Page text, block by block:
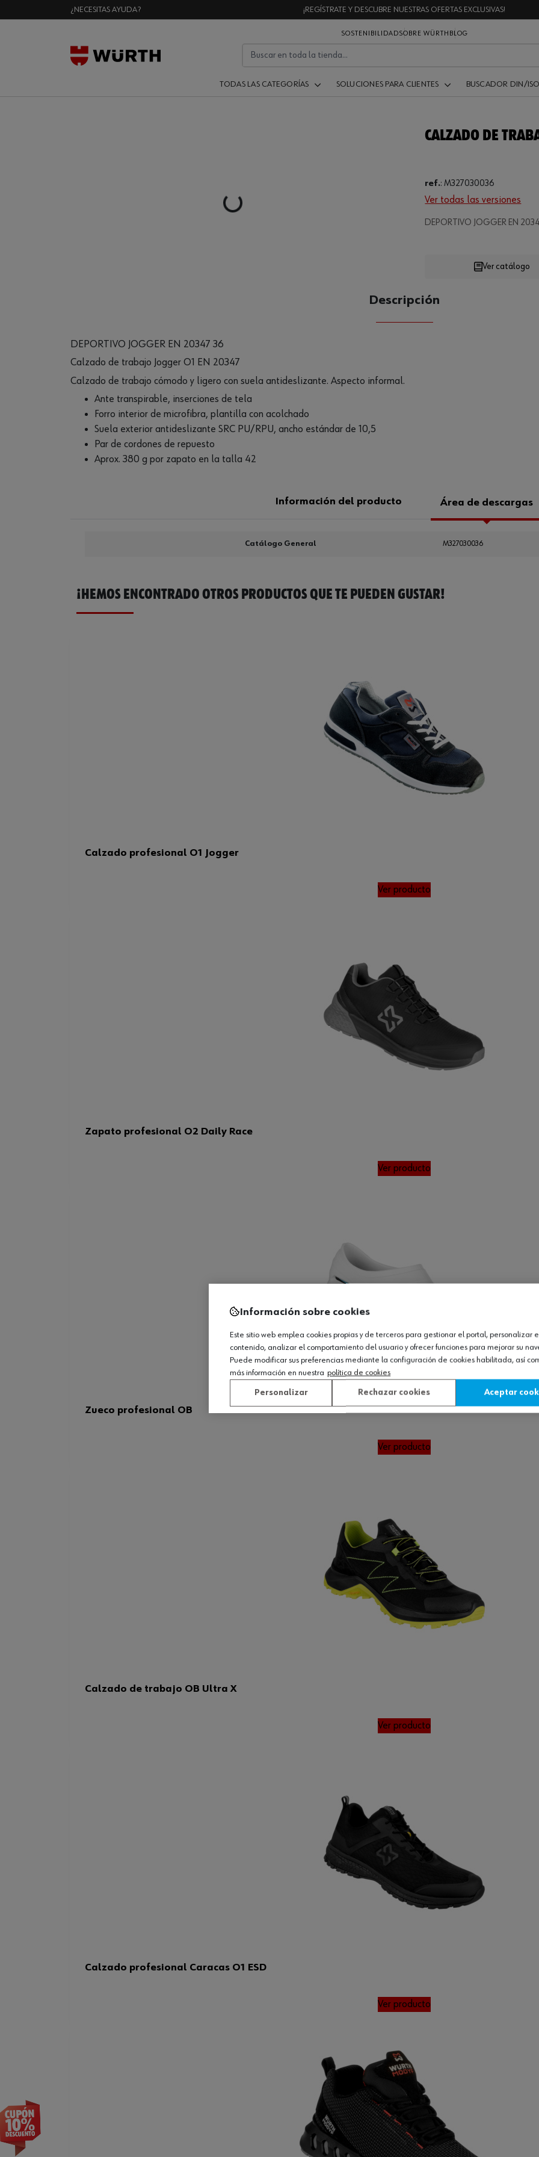
¿NECESITAS AYUDA? ¡REGÍSTRATE Y DESCUBRE NUESTRAS OFERTAS EXCLUSIVAS!
SOSTENIBILIDADSOBRE WÜRTH BLOG
TODAS LAS CATEGORÍAS SOLUCIONES PARA CLIENTES BUSCADOR DIN/ISO
Loading...
CALZADO DE
ref.:M327030036
Ver todas las versiones
DEPORTIVO JOGGER EN
CANTIDAD
Ver catálogo
Descripción
DEPORTIVO JOGGER EN 20347 36
Calzado de trabajo Jogger O1 EN 20347
Calzado de trabajo cómodo y ligero con suela antideslizante. Aspecto informal.
Ante transpirable, inserciones de tela
Forro interior de microfibra, plantilla con acolchado
Suela exterior antideslizante SRC PU/RPU, ancho estándar de 10,5
Par de cordones de repuesto
Aprox. 380 g por zapato en la talla 42
Información del producto Área de descargas
Catálogo General M327030036
¡HEMOS ENCONTRADO OTROS PRODUCTOS QUE TE PUEDEN GUSTAR!
Calzado profesional O1 Jogger
Ver producto
Zapato profesional O2 Daily Race
Ver producto
Zueco profesional OB
Ver producto
Calzado de trabajo OB Ultra X
Ver producto
Calzado profesional Caracas O1 ESD
Ver producto
Información sobre cookies
Este sitio web emplea cookies propias y de terceros para gestionar el portal, personalizar
contenido, analizar el comportamiento del usuario y ofrecer funciones para mejorar su
Puede modificar sus preferencias mediante la configuración de cookies habilitada, así
más información en nuestra política de cookies
Personalizar Rechazar cookies Aceptar